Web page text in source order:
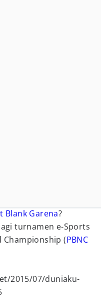
Blank Garena?
turnamen e-Sports
(PBNC
2015/07/duniaku-